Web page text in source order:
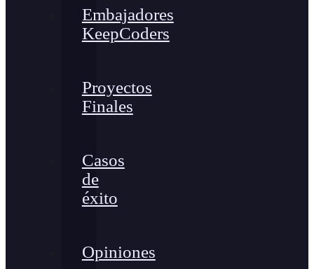
Embajadores
KeepCoders
Proyectos
Finales
Casos
de
éxito
Opiniones